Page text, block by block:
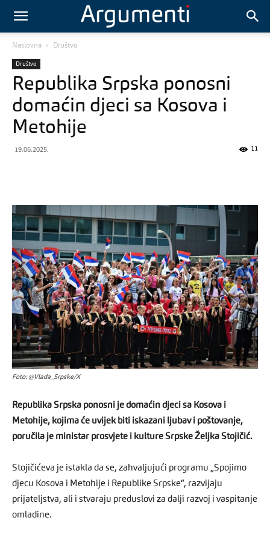
Naslovna Društvo
Društvo
Republika Srpska ponosni
domaćin djeci sa Kosova i
Metohije
19.06.2025. 11
Foto: @Vlada_Srpske/X
Republika Srpska ponosni je domaćin djeci sa Kosova i
Metohije, kojima će uvijek biti iskazani ljubav i poštovanje,
poručila je ministar prosvjete i kulture Srpske Željka Stojičić.
Stojičićeva je istakla da se, zahvaljujući programu „Spojimo
djecu Kosova i Metohije i Republike Srpske“, razvijaju
prijateljstva, ali i stvaraju preduslovi za dalji razvoj i vaspitanje
omladine.